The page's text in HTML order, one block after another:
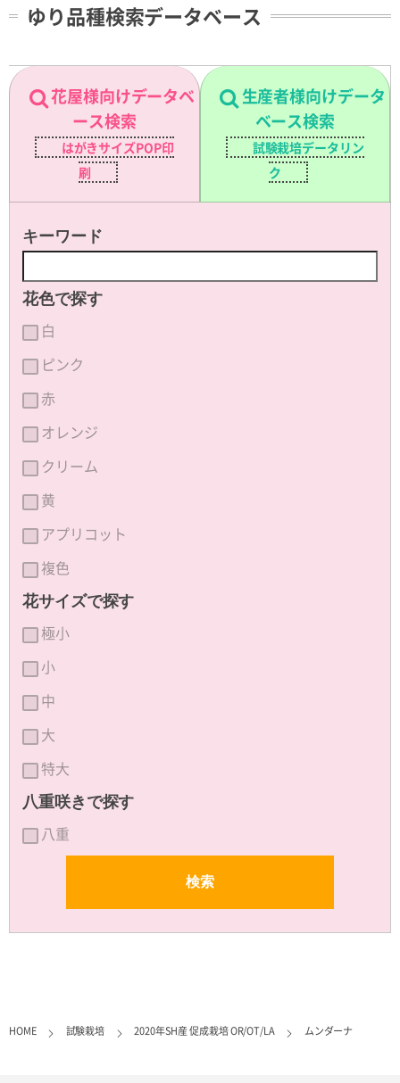
ゆり品種検索データベース
花屋様向けデータベ
ース検索
はがきサイズPOP印
刷
生産者様向けデータ
ベース検索
試験栽培データリン
ク
キーワード
花色で探す
白
ピンク
赤
オレンジ
クリーム
黄
アプリコット
複色
花サイズで探す
極小
小
中
大
特大
八重咲きで探す
八重
HOME 試験栽培 2020年SH産 促成栽培 OR/OT/LA ムンダーナ